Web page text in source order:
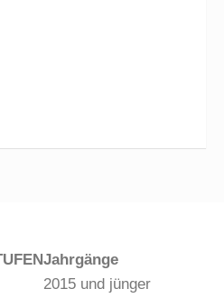
Jahrgänge
2015 und jünger